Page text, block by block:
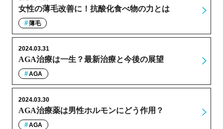
女性の薄毛改善に！抗酸化食べ物の力とは
薄毛
AGA治療は一生？最新治療と今後の展望
2024.03.31
AGA
AGA治療薬は男性ホルモンにどう作用？
2024.03.30
AGA